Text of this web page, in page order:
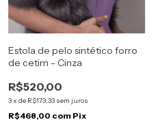
Estola de pelo sintético forro
de cetim - Cinza
R$520,00
3x de R$173,33 sem juros
R$468,00 com Pix